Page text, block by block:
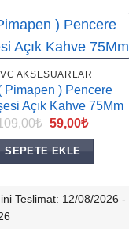
AKSESUARLAR
Pimapen ) Pencere
Açık Kahve 75Mm
₺ Orijinal
109,00₺.
59,00₺Şu
SEPETE EKLE
Teslimat: 12/08/2026 -